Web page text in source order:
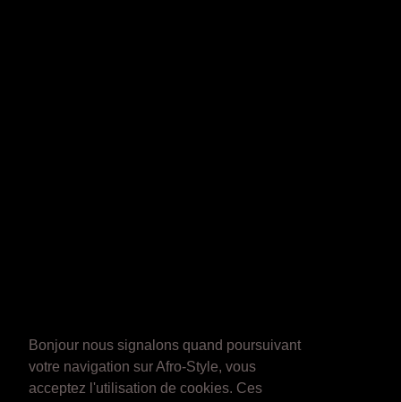
Bonjour nous signalons quand poursuivant
votre navigation sur Afro-Style, vous
acceptez l'utilisation de cookies. Ces